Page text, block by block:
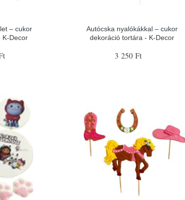
– cukor
K-Decor
Autócska nyalókákkal – cukor
dekoráció tortára - K-Decor
3 250 Ft